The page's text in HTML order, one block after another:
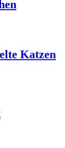
Katzen